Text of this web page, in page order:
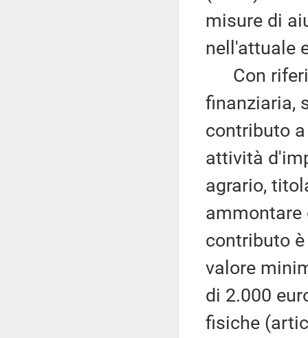
misure di
nell'attuale
Con
finanziaria,
contributo
attività
agrario,
ammontare
contributo
valore
di 2.000
fisiche